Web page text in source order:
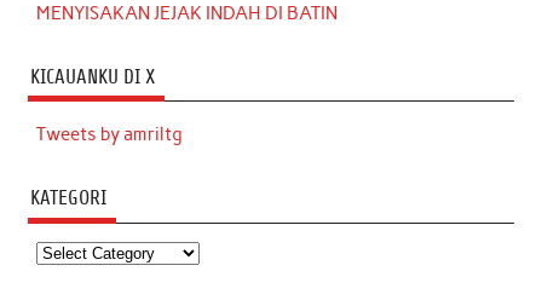
MENYISAKAN JEJAK INDAH DI BATIN
KICAUANKU DI X
Tweets by amriltg
KATEGORI
Kategori